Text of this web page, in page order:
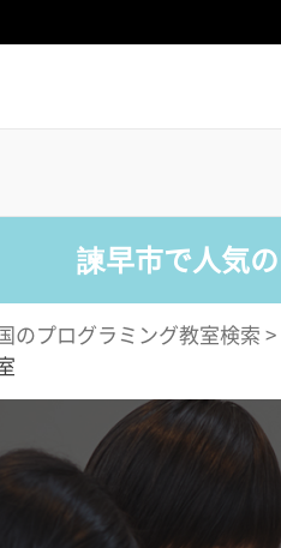
諫早市で人気
のプログラミング教室検索 >